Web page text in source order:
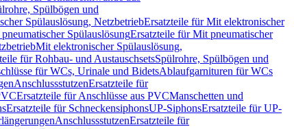
Spülbögen und
Spülauslösung, NetzbetriebErsatzteile für Mit elektronischer
SpülauslösungErsatzteile für Mit pneumatischer
Mit elektronischer Spülauslösung,
für Rohbau- und AustauschsetsSpülrohre, Spülbögen und
für WCs, Urinale und BidetsAblaufgarnituren für WCs
AnschlussstutzenErsatzteile für
Ersatzteile für Anschlüsse aus PVCManschetten und
Ersatzteile für SchneckensiphonsUP-SiphonsErsatzteile für UP-
AnschlussstutzenErsatzteile für